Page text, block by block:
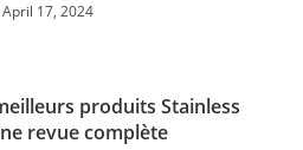
April 17, 2024
produits Stainless
revue complète